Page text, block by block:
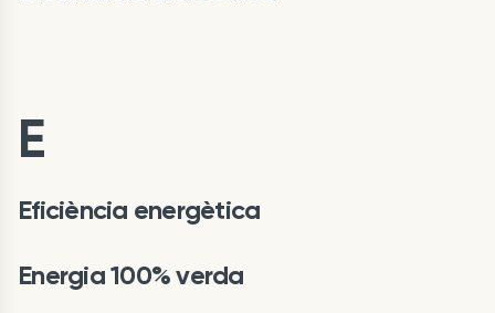
E
Eficiència energètica
Energia 100% verda